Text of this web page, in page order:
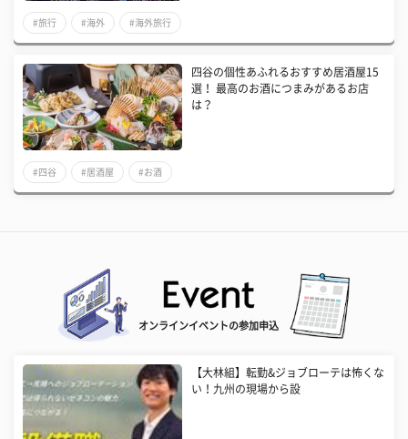
#旅行 #海外 #海外旅行
四谷の個性あふれるおすすめ居酒屋15
選！ 最高のお酒につまみがあるお店
は？
#四谷 #居酒屋 #お酒
オンラインイベントの参加申込
【大林組】転勤&ジョブローテは怖くな
い！九州の現場から設